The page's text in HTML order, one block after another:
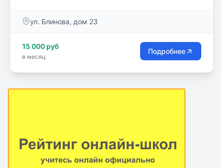
ул. Блинова, дом 23
15 000 руб
в месяц
Подробнее